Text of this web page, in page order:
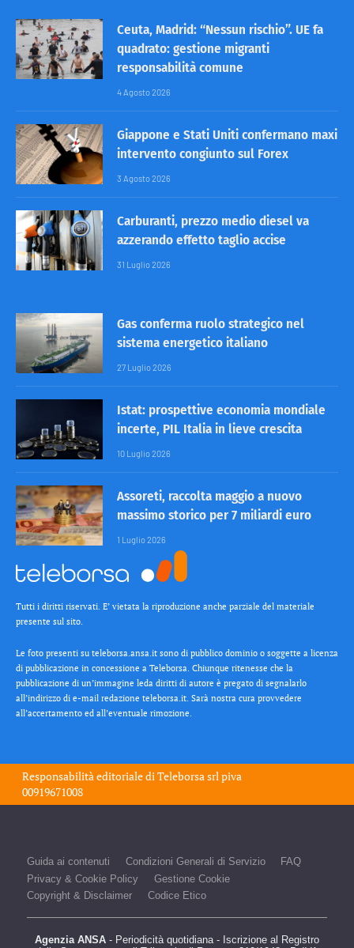
Ceuta, Madrid: “Nessun rischio”. UE fa
quadrato: gestione migranti
responsabilità comune
4 Agosto 2026
Giappone e Stati Uniti confermano maxi
intervento congiunto sul Forex
3 Agosto 2026
Carburanti, prezzo medio diesel va
azzerando effetto taglio accise
31 Luglio 2026
Gas conferma ruolo strategico nel
sistema energetico italiano
27 Luglio 2026
Istat: prospettive economia mondiale
incerte, PIL Italia in lieve crescita
10 Luglio 2026
Assoreti, raccolta maggio a nuovo
massimo storico per 7 miliardi euro
1 Luglio 2026
Tutti i diritti riservati. E’ vietata la riproduzione anche parziale del materiale
presente sul sito.
Le foto presenti su teleborsa.ansa.it sono di pubblico dominio o soggette a licenza
di pubblicazione in concessione a Teleborsa. Chiunque ritenesse che la
pubblicazione di un’immagine leda diritti di autore è pregato di segnalarlo
all’indirizzo di e-mail redazione teleborsa.it. Sarà nostra cura provvedere
all’accertamento ed all’eventuale rimozione.
Responsabilità editoriale diTeleborsa srlpiva
00919671008
Guida ai contenuti Condizioni Generali di Servizio
FAQ
Privacy & Cookie Policy
Gestione Cookie
Copyright & Disclaimer
Codice Etico
Agenzia ANSA - Periodicità quotidiana - Iscrizione al Registro